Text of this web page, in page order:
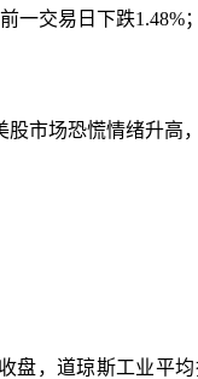
一交易日下跌
市场恐慌情绪升高
盘，道琼斯工业平